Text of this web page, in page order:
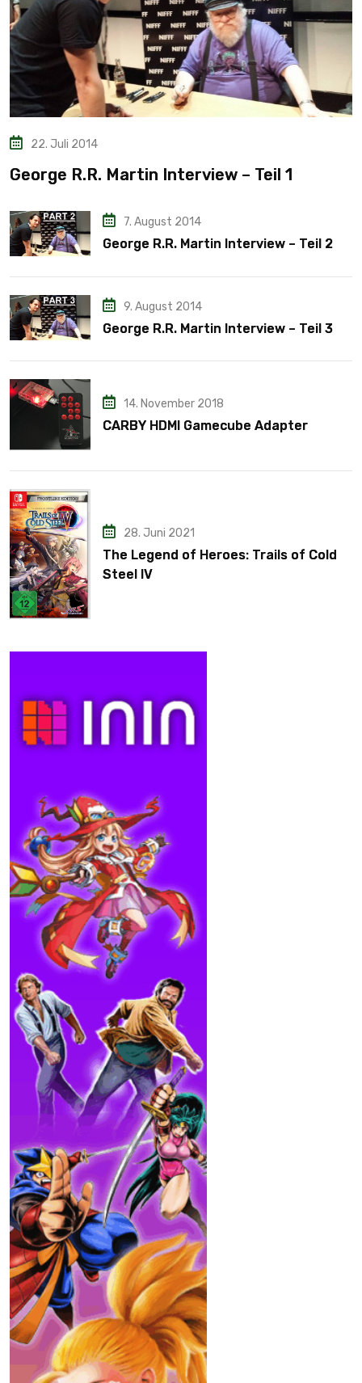
22. Juli 2014
George R.R. Martin Interview – Teil 1
7. August 2014
George R.R. Martin Interview – Teil 2
9. August 2014
George R.R. Martin Interview – Teil 3
14. November 2018
CARBY HDMI Gamecube Adapter
28. Juni 2021
The Legend of Heroes: Trails of Cold
Steel IV